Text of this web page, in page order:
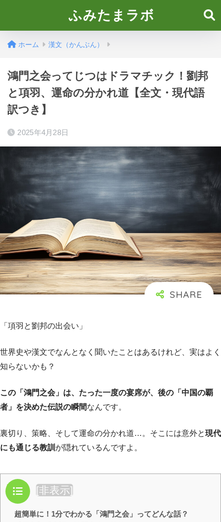
ふみたまラボ
ホーム 漢文（かんぶん）
鴻門之会ってじつはドラマチック！劉邦
と項羽、運命の分かれ道【全文・現代語
訳つき】
2025年4月28日
「項羽と劉邦の出会い」
世界史や漢文でなんとなく聞いたことはあるけれど、実はよく
知らないかも？
この「鴻門之会」は、たった一度の宴席が、後の「中国の覇
者」を決めた伝説の瞬間なんです。
裏切り、策略、そして運命の分かれ道…。そこには意外と現代
にも通じる教訓 が隠れているんですよ。
目次 [非表示]
超簡単に！1分でわかる「鴻門之会」ってどんな話？